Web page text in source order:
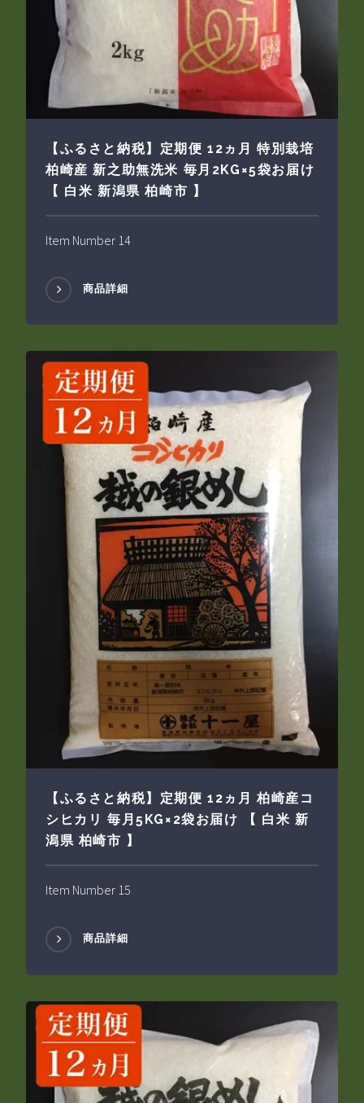
【ふるさと納税】定期便 12ヵ月 特別栽培
柏崎産 新之助無洗米 毎月2KG×5袋お届け
【 白米 新潟県 柏崎市 】
Item Number 14
商品詳細
【ふるさと納税】定期便 12ヵ月 柏崎産コ
シヒカリ 毎月5KG×2袋お届け 【 白米 新
潟県 柏崎市 】
Item Number 15
商品詳細